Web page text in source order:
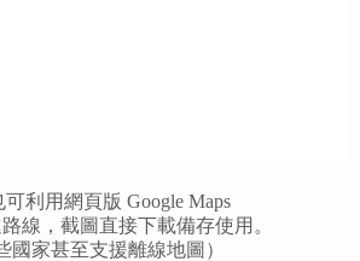
利用網頁版 Google Maps
線，截圖直接下載備存使用。
國家甚至支援離線地圖）